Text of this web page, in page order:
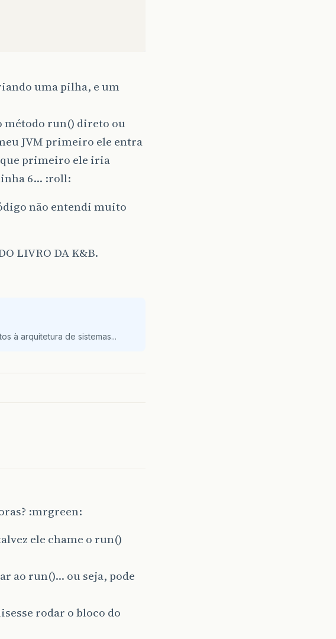
uma pilha, e um
método run() direto ou
JVM primeiro ele entra
que primeiro ele iria
6… :roll:
não entendi muito
LIVRO DA K&B.
à arquitetura de sistemas...
:mrgreen:
ele chame o run()
ao run()… ou seja, pode
rodar o bloco do